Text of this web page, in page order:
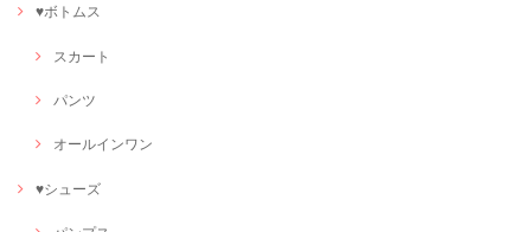
♥ボトムス
スカート
パンツ
オールインワン
♥シューズ